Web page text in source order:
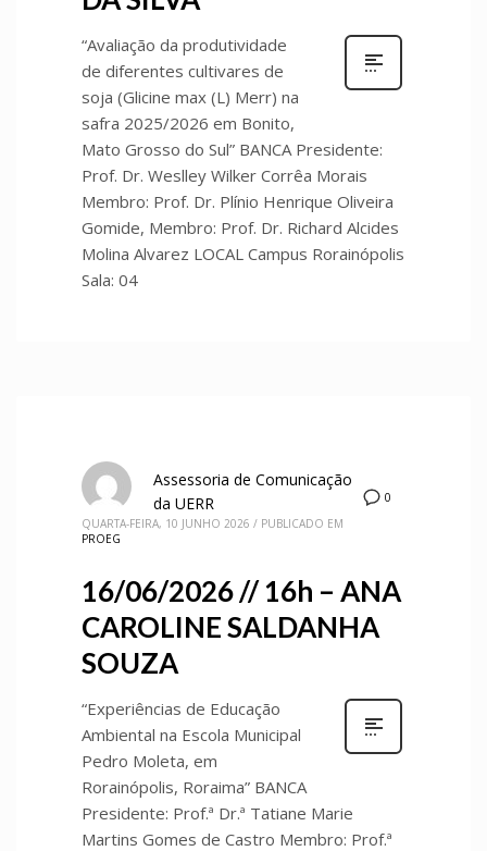
“Avaliação da produtividade
de diferentes cultivares de
soja (Glicine max (L) Merr) na
safra 2025/2026 em Bonito,
Mato Grosso do Sul” BANCA Presidente:
Prof. Dr. Weslley Wilker Corrêa Morais
Membro: Prof. Dr. Plínio Henrique Oliveira
Gomide, Membro: Prof. Dr. Richard Alcides
Molina Alvarez LOCAL Campus Rorainópolis
Sala: 04
0
Assessoria de Comunicação
da UERR
QUARTA-FEIRA, 10 JUNHO 2026 / PUBLICADO EM
PROEG
16/06/2026 // 16h – ANA
CAROLINE SALDANHA
SOUZA
“Experiências de Educação
Ambiental na Escola Municipal
Pedro Moleta, em
Rorainópolis, Roraima” BANCA
Presidente: Prof.ª Dr.ª Tatiane Marie
Martins Gomes de Castro Membro: Prof.ª